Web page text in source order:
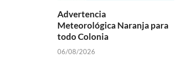
Advertencia
Meteorológica Naranja para
todo Colonia
06/08/2026